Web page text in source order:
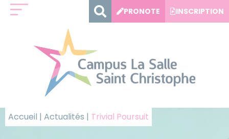
PRONOTE INSCRIPTION
Accueil | Actualités | Trivial Poursuit
Panneau de gestion des cookies